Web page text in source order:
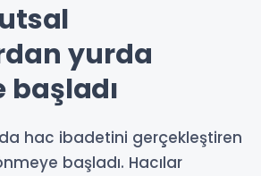
yurda
başladı
hac ibadetini gerçekleştiren
başladı. Hacılar